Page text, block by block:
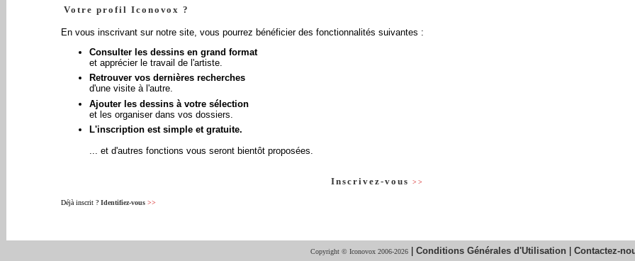
Votre profil Iconovox ?
En vous inscrivant sur notre site, vous pourrez bénéficier des fonctionnalités suivantes :
Consulter les dessins en grand format
et apprécier le travail de l'artiste.
Retrouver vos dernières recherches
d'une visite à l'autre.
Ajouter les dessins à votre sélection
et les organiser dans vos dossiers.
L'inscription est simple et gratuite.
... et d'autres fonctions vous seront bientôt proposées.
Inscrivez-vous >>
Déjà inscrit ? Identifiez-vous >>
Copyright © Iconovox 2006-2026 | Conditions Générales d'Utilisation | Contactez-